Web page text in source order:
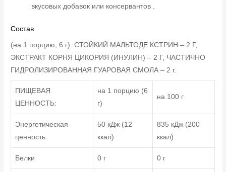
вкусовых добавок или консервантов .
Состав
(на 1 порцию, 6 г): СТОЙКИЙ МАЛЬТОДЕ КСТРИН – 2 Г,
ЭКСТРАКТ КОРНЯ ЦИКОРИЯ (ИНУЛИН) – 2 Г, ЧАСТИЧНО
ГИДРОЛИЗИРОВАННАЯ ГУАРОВАЯ СМОЛА – 2 г.
ПИЩЕВАЯ
ЦЕННОСТЬ:
на 1 порцию (6
г)
на 100 г
Энергетическая
ценность
50 кДж (12
ккал)
835 кДж (200
ккал)
Белки 0 г 0 г